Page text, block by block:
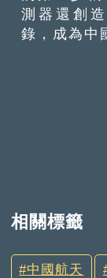
測器還創
錄，成為中
相關標籤
中國航天